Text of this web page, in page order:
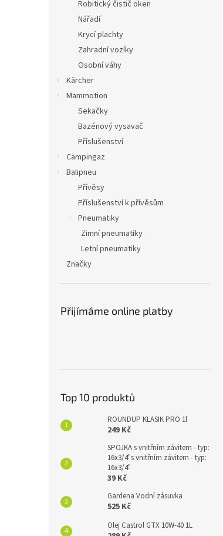
Robitický čistič oken
Nářadí
Krycí plachty
Zahradní vozíky
Osobní váhy
Kärcher
Mammotion
Sekačky
Bazénový vysavač
Příslušenství
Campingaz
Balipneu
Přívěsy
Příslušenství k přívěsům
Pneumatiky
Zimní pneumatiky
Letní pneumatiky
Značky
Přijímáme online platby
Top 10 produktů
ROUNDUP KLASIK PRO 1l
249 Kč
SPOJKA s vnitřním závitem - typ:
16x3/4"s vnitřním závitem - typ:
16x3/4"
39 Kč
Gardena Vodní zásuvka
525 Kč
Olej Castrol GTX 10W-40 1L